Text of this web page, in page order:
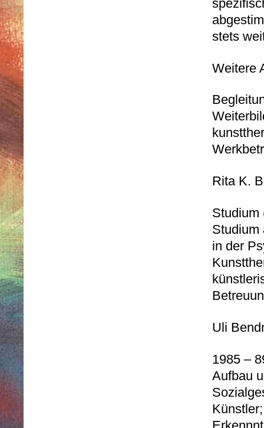
stets
Weitere
Rita K.
Studium
Studium
in der
Uli
1985 –
Aufbau